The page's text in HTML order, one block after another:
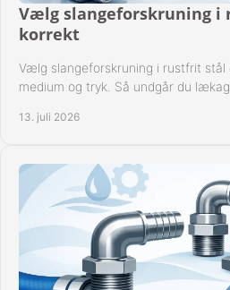
Vælg slangeforskruning i
korrekt
Vælg slangeforskruning i rustfrit stål
medium og tryk. Så undgår du
13. juli 2026